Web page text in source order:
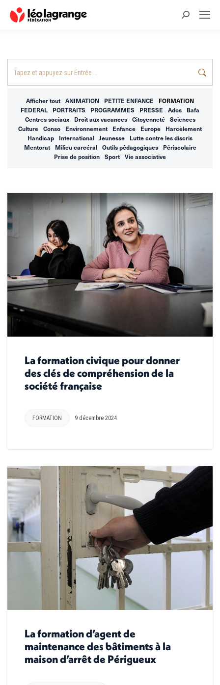
Recherche
Afficher tout ANIMATION PETITE ENFANCE
FORMATION
FEDERAL
PORTRAITS PROGRAMMES PRESSE Ados
Bafa
Centres sociaux
Droit aux vacances Citoyenneté
Sciences
Culture
Conso Environnement Enfance Europe
Harcèlement
Handicap
International Jeunesse
Lutte contre les discris
Mentorat
Milieu carcéral Outils pédagogiques
Périscolaire
Prise de position
Sport Vie associative
La formation civique pour donner
des clés de compréhension de la
société française
FORMATION 9 décembre 2024
La formation d’agent de
maintenance des bâtiments à la
maison d’arrêt de Périgueux